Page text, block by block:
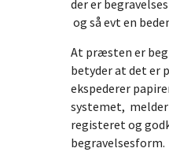
der er
og så evt en
At præsten er
betyder at det er
ekspederer
systemet,
registeret og
begravelsesform.